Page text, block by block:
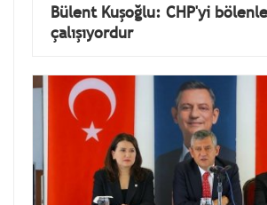
Bülent Kuşoğlu: CHP'yi
çalışıyordur